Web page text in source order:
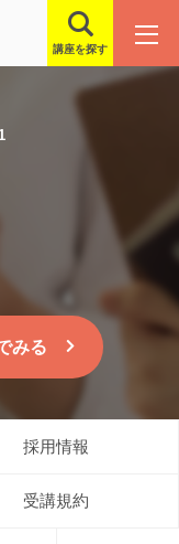
講座を探す
みる
採用情報
受講規約